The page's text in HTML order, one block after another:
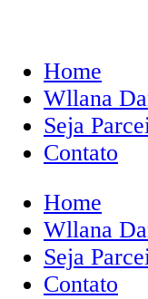
Home
Wllana
Seja
Contato
Home
Wllana
Seja
Contato